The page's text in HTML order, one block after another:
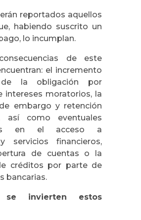
reportados aquellos
habiendo suscrito un
lo incumplan.
de este
el incremento
la obligación por
intereses moratorios, la
embargo y retención
así como eventuales
en el acceso a
servicios financieros,
de cuentas o la
créditos por parte de
bancarias.
invierten estos